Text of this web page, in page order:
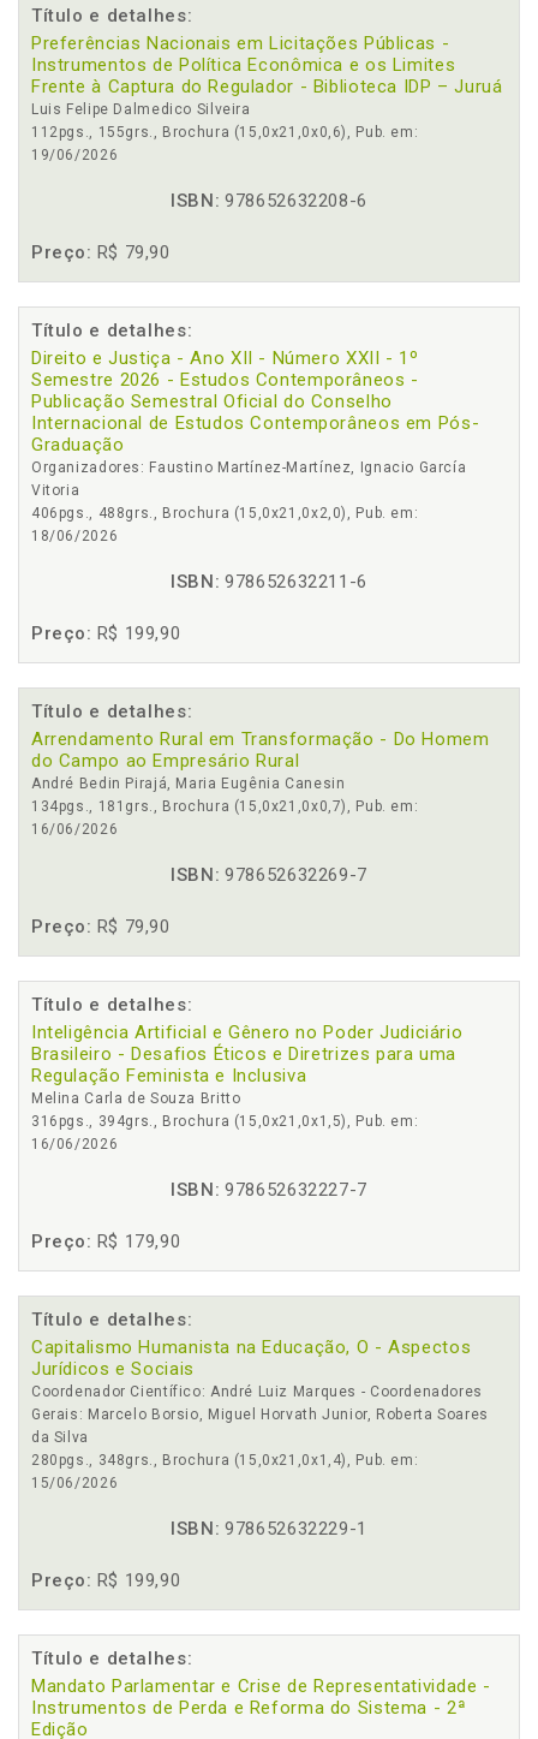
Título e detalhes:
Preferências Nacionais em Licitações Públicas -
Instrumentos de Política Econômica e os Limites
Frente à Captura do Regulador - Biblioteca IDP – Juruá
Luis Felipe Dalmedico Silveira
112pgs., 155grs., Brochura (15,0x21,0x0,6), Pub. em:
19/06/2026
ISBN: 978652632208-6
Preço: R$ 79,90
Título e detalhes:
Direito e Justiça - Ano XII - Número XXII - 1º
Semestre 2026 - Estudos Contemporâneos -
Publicação Semestral Oficial do Conselho
Internacional de Estudos Contemporâneos em Pós-
Graduação
Organizadores: Faustino Martínez-Martínez, Ignacio García
Vitoria
406pgs., 488grs., Brochura (15,0x21,0x2,0), Pub. em:
18/06/2026
ISBN: 978652632211-6
Preço: R$ 199,90
Título e detalhes:
Arrendamento Rural em Transformação - Do Homem
do Campo ao Empresário Rural
André Bedin Pirajá, Maria Eugênia Canesin
134pgs., 181grs., Brochura (15,0x21,0x0,7), Pub. em:
16/06/2026
ISBN: 978652632269-7
Preço: R$ 79,90
Título e detalhes:
Inteligência Artificial e Gênero no Poder Judiciário
Brasileiro - Desafios Éticos e Diretrizes para uma
Regulação Feminista e Inclusiva
Melina Carla de Souza Britto
316pgs., 394grs., Brochura (15,0x21,0x1,5), Pub. em:
16/06/2026
ISBN: 978652632227-7
Preço: R$ 179,90
Título e detalhes:
Capitalismo Humanista na Educação, O - Aspectos
Jurídicos e Sociais
Coordenador Científico: André Luiz Marques - Coordenadores
Gerais: Marcelo Borsio, Miguel Horvath Junior, Roberta Soares
da Silva
280pgs., 348grs., Brochura (15,0x21,0x1,4), Pub. em:
15/06/2026
ISBN: 978652632229-1
Preço: R$ 199,90
Título e detalhes:
Mandato Parlamentar e Crise de Representatividade -
Instrumentos de Perda e Reforma do Sistema - 2ª
Edição